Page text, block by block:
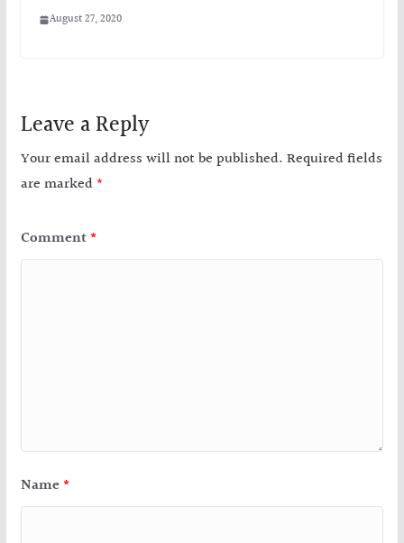
August 27, 2020
Leave a Reply
Your email address will not be published. Required fields
are marked *
Comment *
Name *